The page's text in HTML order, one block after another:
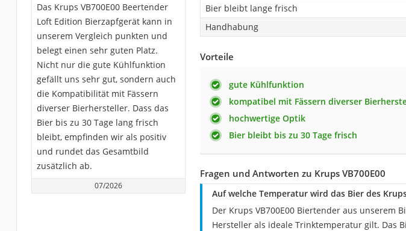
Das Krups VB700E00 Beertender
Loft Edition Bierzapfgerät kann in
unserem Vergleich punkten und
belegt einen sehr guten Platz.
Nicht nur die gute Kühlfunktion
gefällt uns sehr gut, sondern auch
die Kompatibilität mit Fässern
diverser Bierhersteller. Dass das
Bier bis zu 30 Tage lang frisch
bleibt, empfinden wir als positiv
und rundet das Gesamtbild
zusätzlich ab.
07/2026
Bier bleibt lange frisch
Handhabung
Vorteile
gute Kühlfunktion
kompatibel mit Fässern diverser
hochwertige Optik
Bier bleibt bis zu 30 Tage frisch
Fragen und Antworten zu Krups VB700E00
Auf welche Temperatur wird das Bier des
Der Krups VB700E00 Biertender aus unserem
Hersteller als ideale Trinktemperatur gilt. Das